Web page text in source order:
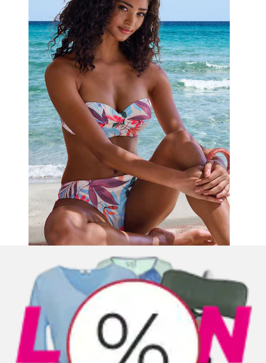
Bügel-Bandeau-Bikini-Top »Imani« mit
sommerlichem Blätterprint
LASCANA
Aktueller Preisab